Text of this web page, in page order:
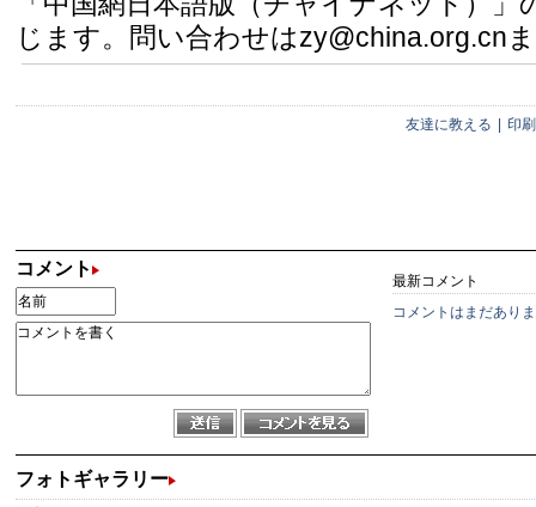
じます。問い合わせはzy@china.org.cn
友達に教える 印刷
コメント
最新コメント
コメントはまだあり